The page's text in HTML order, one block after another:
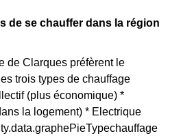
de se chauffer dans la région
de Clarques préfèrent le
trois types de chauffage
(plus économique) *
la logement) * Electrique